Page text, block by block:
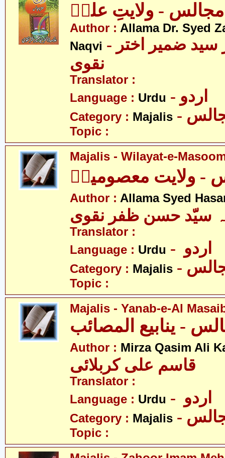
مجالس - ولایتِ علیؑ
Author : Allama Dr. Syed
Naqvi - علامہ ڈاکٹر سید ضمیر اختر
نقوی
Translator :
Language : Urdu - اردو
Category : Majalis
Topic :
Majalis - Wilayat-e-
- ولایت معصومینؑ
Author : Allama Syed
سیّد حسن ظفر نقوی
Translator :
Language : Urdu
Category : Majalis
Topic :
Majalis - Yanab-e-Al
Author : Mirza Qasim Ali
قاسم علی کربلائی
Translator :
Language : Urdu
Category : Majalis
Topic :